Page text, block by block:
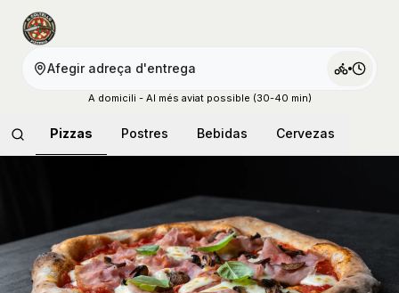
Afegir adreça d'entrega
A domicili - Al més aviat possible (30-40 min)
Pizzas Postres Bebidas Cervezas